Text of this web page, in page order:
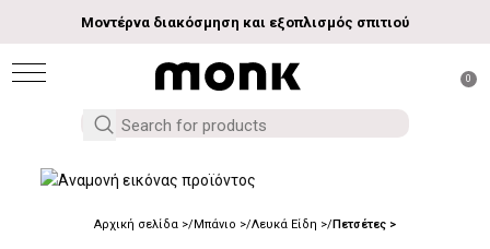
Μοντέρνα διακόσμηση και εξοπλισμός σπιτιού
0
Αρχική σελίδα Μπάνιο Λευκά Είδη Πετσέτες